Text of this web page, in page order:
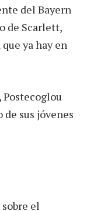
del Bayern
de Scarlett,
ya hay en
sus jóvenes
el